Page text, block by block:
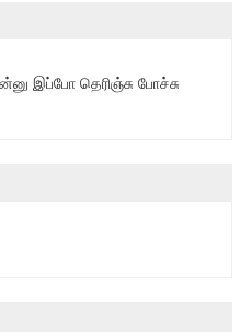
இப்போ தெரிஞ்சு போச்சு